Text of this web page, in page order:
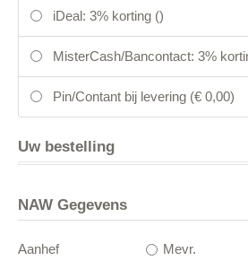
iDeal: 3% korting ()
MisterCash/Bancontact: 3%
Pin/Contant bij levering (€ 0,00)
NAW Gegevens
Aanhef Mevr.